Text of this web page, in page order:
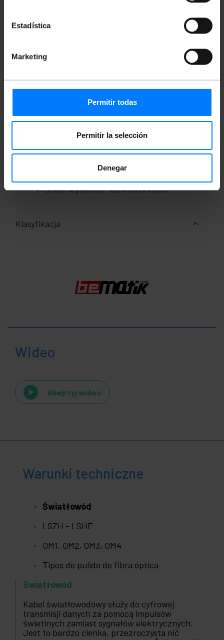
Estadística
Marketing
Permitir todas
Permitir la selección
Denegar
złącze SC/APC na drugim końcu.
W 100% sprawdzony kabel, najwyższej
Sekcja rdzenia centralnego i jego powłoka o
włóknem kevlarowym i żółtą osłoną).
Długość kabla 1m.
Waga brutto: 20 g
Wymiary produktu (szerokość x głębokość x
wysokość): 15.0 x 15.0 x 1.0 cm
Ilość paczek: 1
Środki w pakiecie: 15.0 x 15.0 x 1.0 cm
Klasyfikacja
Wideo
Obejrzyj wideo
Warunki techniczne
Światłowód
LSZH - LSHF
OM1, OM2, OM3, OM4
Tipos de pulido de fibra óptica
Światłowód
Kabel światłowodowy służy do cyfrowej
transmisji danych za pomocą impulsów
świetlnych zamiast sygnałów elektrycznych.
Jest to bardzo cienka, przezroczysta nić